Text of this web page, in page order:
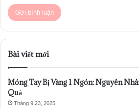
Bài viết mới
Móng Tay Bị Vàng 1 Ngón: Nguyên
Quả
Tháng 9 23, 2025